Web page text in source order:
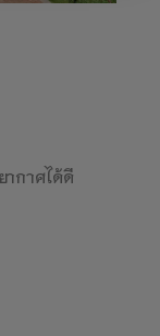
ากาศได้ดี